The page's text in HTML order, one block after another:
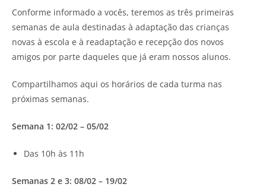
Conforme informado a vocês, teremos as três primeiras
semanas de aula destinadas à adaptação das crianças
novas à escola e à readaptação e recepção dos novos
amigos por parte daqueles que já eram nossos alunos.
Compartilhamos aqui os horários de cada turma nas
próximas semanas.
Semana 1: 02/02 – 05/02
Das 10h às 11h
Semanas 2 e 3: 08/02 – 19/02